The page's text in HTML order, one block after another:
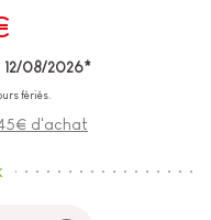
12/08/2026*
fériés.
d'achat